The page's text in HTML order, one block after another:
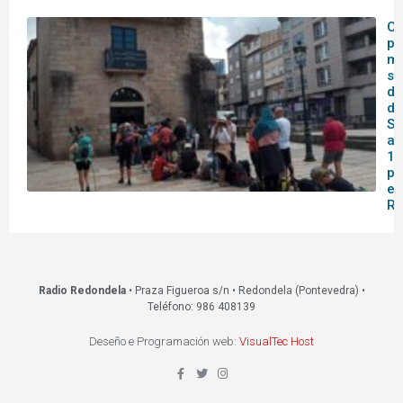
O
de
14
en
Radio Redondela• Praza Figueroa s/n • Redondela (Pontevedra) •
Teléfono: 986 408139
Deseño e Programación web: VisualTec Host